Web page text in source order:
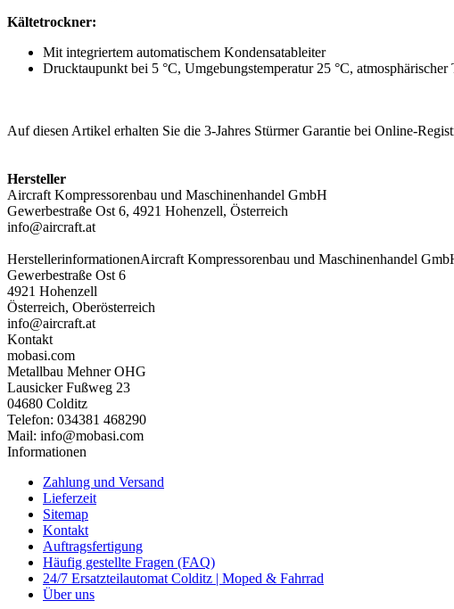
Kältetrockner:
Mit integriertem automatischem Kondensatableiter
Drucktaupunkt bei 5 °C, Umgebungstemperatur 25 °C, atmosphärischer
Auf diesen Artikel erhalten Sie die 3-Jahres Stürmer Garantie bei Online-
Hersteller
Aircraft Kompressorenbau und Maschinenhandel GmbH
Gewerbestraße Ost 6, 4921 Hohenzell, Österreich
info@aircraft.at
HerstellerinformationenAircraft Kompressorenbau und Maschinenhandel
Gewerbestraße Ost 6
4921 Hohenzell
Österreich, Oberösterreich
info@aircraft.at
Kontakt
mobasi.com
Metallbau Mehner OHG
Lausicker Fußweg 23
04680 Colditz
Telefon: 034381 468290
Mail: info@mobasi.com
Informationen
Zahlung und Versand
Lieferzeit
Sitemap
Kontakt
Auftragsfertigung
Häufig gestellte Fragen (FAQ)
24/7 Ersatzteilautomat Colditz | Moped & Fahrrad
Über uns